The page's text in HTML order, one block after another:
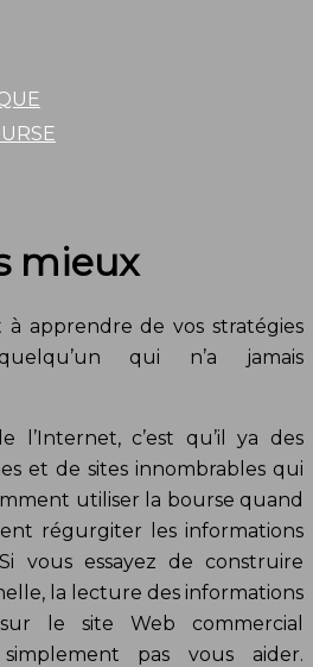
mieux
à apprendre de vos stratégies
qui n’a jamais
l’Internet, c’est qu’il ya des
et de sites innombrables qui
utiliser la bourse quand
régurgiter les informations
vous essayez de construire
la lecture des informations
le site Web commercial
pas vous aider.